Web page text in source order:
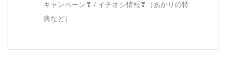
キャンペーン❣ / イチオシ情報❣（あかりの特
典など）